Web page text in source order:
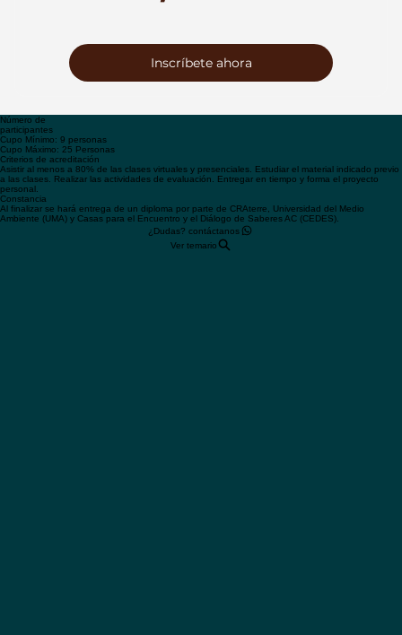
8,800
Número de
participantes
Cupo Mínimo: 9 personas
Cupo Máximo: 25 Personas
Asistir al menos a 80% de las clases virtuales y presenciales. Estudiar el material indicado previo